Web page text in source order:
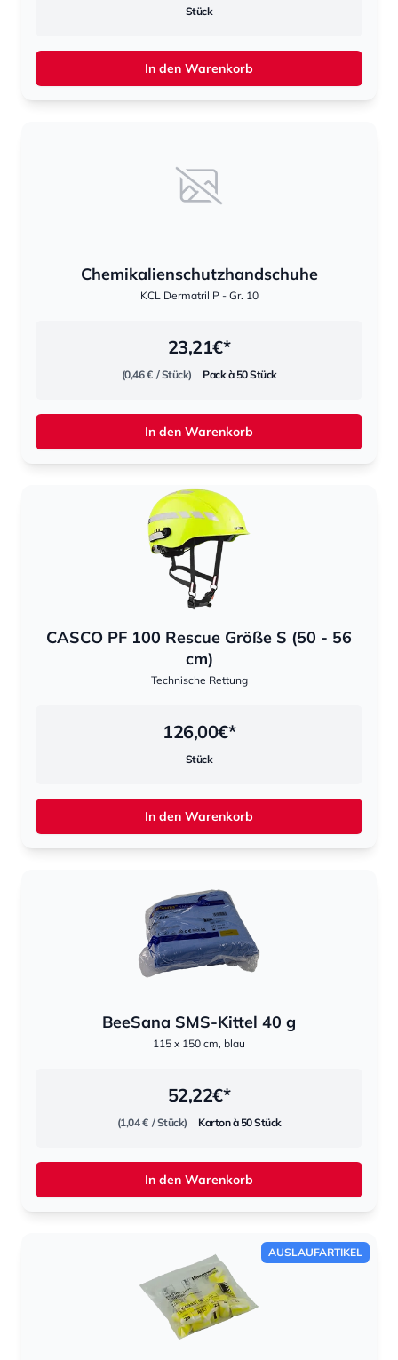
Stück
In den Warenkorb
Chemikalienschutzhandschuhe
KCL Dermatril P - Gr. 10
23,21€*
(0,46 € / Stück) Pack à 50 Stück
In den Warenkorb
CASCO PF 100 Rescue Größe S (50 - 56
cm)
Technische Rettung
126,00€*
Stück
In den Warenkorb
BeeSana SMS-Kittel 40 g
115 x 150 cm, blau
52,22€*
(1,04 € / Stück) Karton à 50 Stück
In den Warenkorb
AUSLAUFARTIKEL